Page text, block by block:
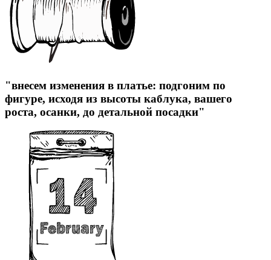
"внесем изменения в платье: подгоним по
фигуре, исходя из высоты каблука, вашего
роста, осанки, до детальной посадки"